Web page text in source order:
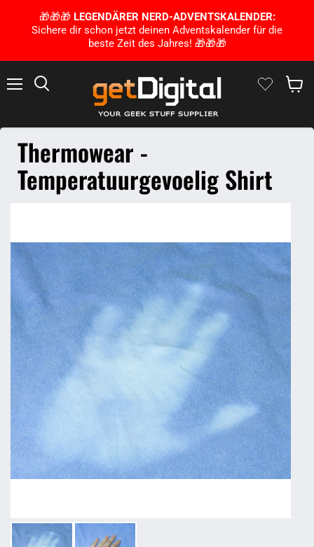
🎁🎁🎁 LEGENDÄRER NERD-ADVENTSKALENDER:
Sichere dir schon jetzt deinen Adventskalender für die
beste Zeit des Jahres! 🎁🎁🎁
Thermowear -
Temperatuurgevoelig Shirt